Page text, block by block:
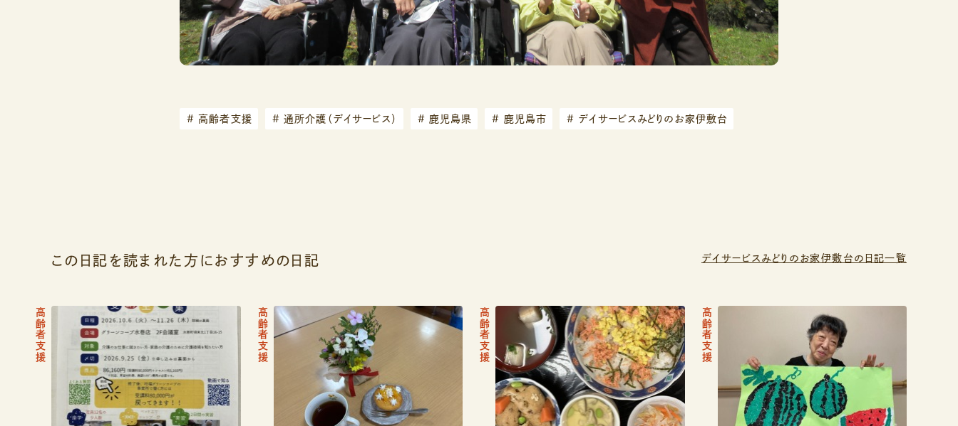
# 高齢者支援 # 通所介護（デイサービス） # 鹿児島県 # 鹿児島市 # デイサービスみどりのお家伊敷台
この日記を読まれた方におすすめの日記 デイサービスみどりのお家伊敷台の日記一覧
高齢者支援 高齢者支援 高齢者支援 高齢者支援